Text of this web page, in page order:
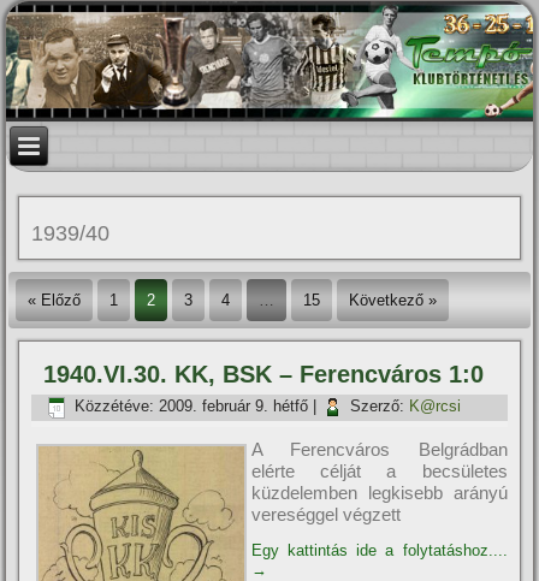
1939/40
« Előző 1 2 3 4 … 15 Következő »
1940.VI.30. KK, BSK – Ferencváros 1:0
Közzétéve: 2009. február 9. hétfő Szerző: K@rcsi
A Ferencváros Belgrádban
elérte célját a becsületes
küzdelemben legkisebb arányú
vereséggel végzett
Egy kattintás ide a folytatáshoz....
→